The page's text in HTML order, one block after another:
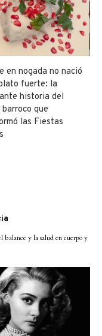
en nogada no nació
fuerte: la
historia del
que
las Fiestas
balance y la salud en cuerpo y
en paz la gran
cine mexicano
2 0